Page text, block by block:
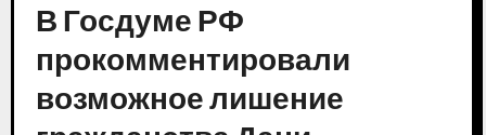
В Госдуме РФ
прокомментировали
возможное лишение